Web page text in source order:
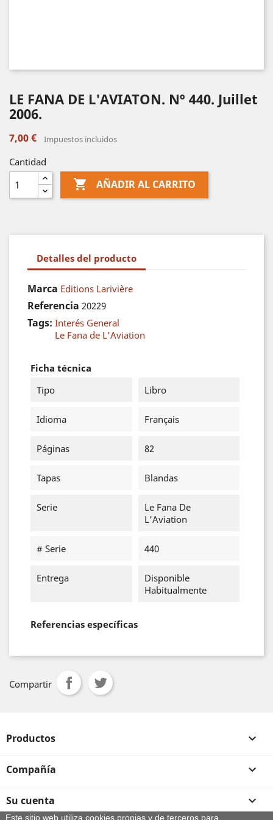
LE FANA DE L'AVIATON. Nº 440. Juillet
2006.
7,00 € Impuestos incluidos
Cantidad
 AÑADIR AL CARRITO
Detalles del producto
Marca Editions Larivière
Referencia 20229
Tags: Interés General
Le Fana de L'Aviation
Ficha técnica
Tipo
Libro
Idioma Français
Páginas 82
Tapas Blandas
Serie
Le Fana De
L'Aviation
# Serie 440
Entrega
Disponible
Habitualmente
Referencias específicas
Compartir
Productos 
Compañía 
Su cuenta 
Este sitio web utiliza cookies propias y de terceros para